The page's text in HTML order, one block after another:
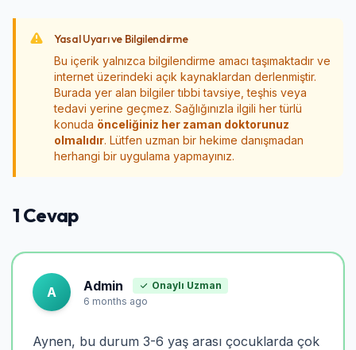
Yasal Uyarı ve Bilgilendirme
Bu içerik yalnızca bilgilendirme amacı taşımaktadır ve
internet üzerindeki açık kaynaklardan derlenmiştir.
Burada yer alan bilgiler tıbbi tavsiye, teşhis veya
tedavi yerine geçmez. Sağlığınızla ilgili her türlü
konuda önceliğiniz her zaman doktorunuz
olmalıdır. Lütfen uzman bir hekime danışmadan
herhangi bir uygulama yapmayınız.
1 Cevap
A Admin
Onaylı Uzman
6 months ago
Aynen, bu durum 3-6 yaş arası çocuklarda çok